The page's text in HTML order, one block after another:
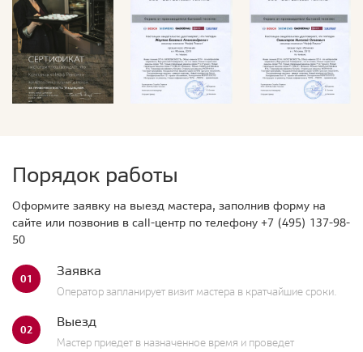
Порядок работы
Оформите заявку на выезд мастера, заполнив форму на
сайте или позвонив в call-центр по телефону +7 (495) 137-98-
50
01 Заявка
Оператор запланирует визит мастера в кратчайшие сроки.
02 Выезд
Мастер приедет в назначенное время и проведет